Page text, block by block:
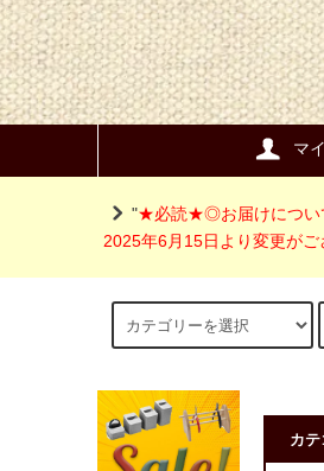
マ
"★必読★◎お届けについ
2025年6月15日より変更がご
カ